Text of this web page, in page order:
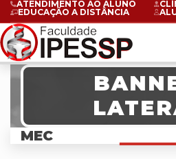
ATENDIMENTO AO ALUNO
EDUCAÇÃO A DISTÂNCIA
MEC